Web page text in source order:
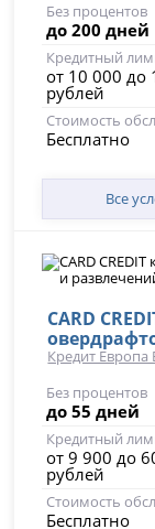
Без процентов
до 200 дней
Кредитный
от 10 000 до
рублей
Стоимость
Бесплатно
Все
CARD
Кредит Европа
Без процентов
до 55 дней
Кредитный
от 9 900 до
рублей
Стоимость
Бесплатно